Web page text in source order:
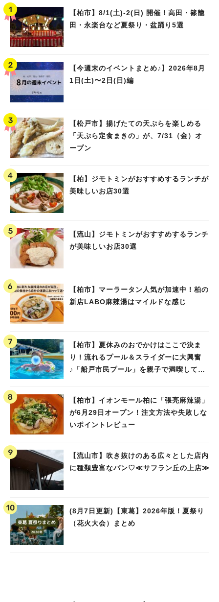
【柏市】8/1(土)‐2(日) 開催！高田・篠籠
田・永楽台など夏祭り・盆踊り5選
【今週末のイベントまとめ♪】2026年8月
1日(土)〜2日(日)編
【松戸市】揚げたての天ぷらを楽しめる
「天ぷら定食まきの」が、7/31（金）オ
ープン
【柏】ジモトミンがおすすめするランチが
美味しいお店30選
【流山】ジモトミンがおすすめするランチ
が美味しいお店30選
【柏市】マーラータン人気が加速中！柏の
新店LABO麻辣湯はマイルドな感じ
【柏市】夏休みのおでかけはここで決ま
り！流れるプール＆スライダーに大興奮
♪「船戸市民プール」を親子で満喫してき
【柏市】イオンモール柏に「張亮麻辣湯」
が6月29日オープン！注文方法や失敗しな
いポイントレビュー
【流山市】吹き抜けのある広々とした店内
に種類豊富なパン♡≪サフラン丘の上店≫
(8月7日更新)【東葛】2026年版！夏祭り
（花火大会）まとめ